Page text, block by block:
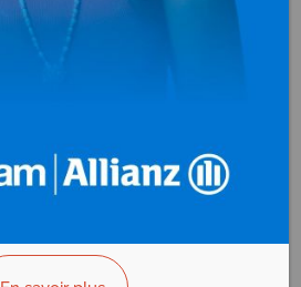
?